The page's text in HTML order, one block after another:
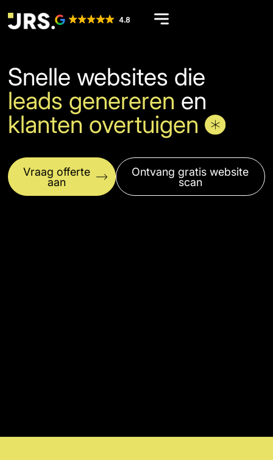
4.8
Snelle websites die
leads genereren en
klanten overtuigen
Vraag offerte
aan
Ontvang gratis website
scan